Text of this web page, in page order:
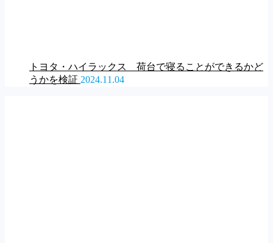
トヨタ・ハイラックス 荷台で寝ることができるかど
うかを検証 2024.11.04